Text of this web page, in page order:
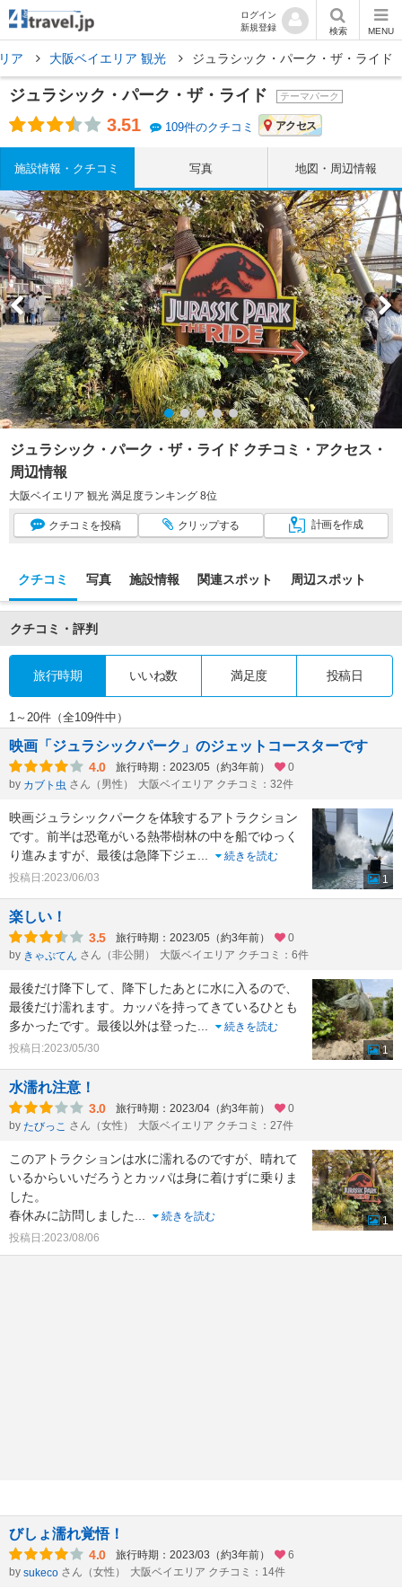
ログイン
新規登録
検索 MENU
ア 大阪ベイエリア 観光 ジュラシック・パーク・ザ・ライド
ジュラシック・パーク・ザ・ライド テーマパーク
3.51 109件のクチコミ アクセス
施設情報・クチコミ 写真 地図・周辺情報
ジュラシック・パーク・ザ・ライド クチコミ・アクセス・
周辺情報
大阪ベイエリア 観光 満足度ランキング 8位
クチコミ を投稿 クリップする 計画を作成
クチコミ 写真 施設情報 関連スポット 周辺スポット
クチコミ・評判
旅行時期 いいね数 満足度 投稿日
1～20件（全109件中）
映画「ジュラシックパーク」のジェットコースターです
4.0 旅行時期：2023/05（約3年前）
0
by カブト虫 さん（男性） 大阪ベイエリア クチコミ：32件
映画ジュラシックパークを体験するアトラクション
です。前半は恐竜がいる熱帯樹林の中を船でゆっく
り進みますが、最後は急降下ジェ...
続きを読む
投稿日:2023/06/03
1
楽しい！
3.5 旅行時期：2023/05（約3年前）
0
by きゃぷてん さん（非公開） 大阪ベイエリア クチコミ：6件
最後だけ降下して、降下したあとに水に入るので、
最後だけ濡れます。カッパを持ってきているひとも
多かったです。最後以外は登った...
続きを読む
投稿日:2023/05/30
1
水濡れ注意！
3.0 旅行時期：2023/04（約3年前）
0
by たびっこ さん（女性） 大阪ベイエリア クチコミ：27件
このアトラクションは水に濡れるのですが、晴れて
いるからいいだろうとカッパは身に着けずに乗りま
した。
春休みに訪問しました...
続きを読む
投稿日:2023/08/06
1
びしょ濡れ覚悟！
4.0 旅行時期：2023/03（約3年前）
6
by sukeco さん（女性） 大阪ベイエリア クチコミ：14件